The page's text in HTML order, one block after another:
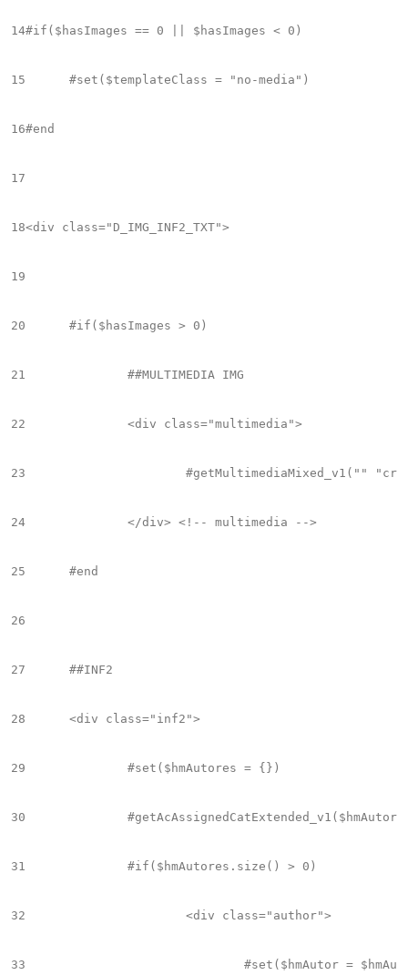
14#if($hasImages == 0 || $hasImages < 0)
15
16#end
17
18<div class="D_IMG_INF2_TXT">
19
20
21
22
23
24
25
26
27
28
29
30
31
32
33